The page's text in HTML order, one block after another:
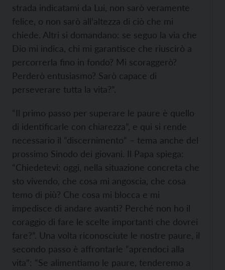
strada indicatami da Lui, non sarò veramente
felice, o non sarò all’altezza di ciò che mi
chiede. Altri si domandano: se seguo la via che
Dio mi indica, chi mi garantisce che riuscirò a
percorrerla fino in fondo? Mi scoraggerò?
Perderò entusiasmo? Sarò capace di
perseverare tutta la vita?”.
“Il primo passo per superare le paure è quello
di identificarle con chiarezza”, e qui si rende
necessario il “discernimento” – tema anche del
prossimo Sinodo dei giovani. Il Papa spiega:
“Chiedetevi: oggi, nella situazione concreta che
sto vivendo, che cosa mi angoscia, che cosa
temo di più? Che cosa mi blocca e mi
impedisce di andare avanti? Perché non ho il
coraggio di fare le scelte importanti che dovrei
fare?”. Una volta riconosciute le nostre paure, il
secondo passo è affrontarle “aprendoci alla
vita”: “Se alimentiamo le paure, tenderemo a